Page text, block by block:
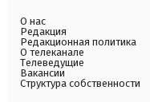
О нас
Редакция
Редакционная политика
О телеканале
Телеведущие
Вакансии
Структура собственности